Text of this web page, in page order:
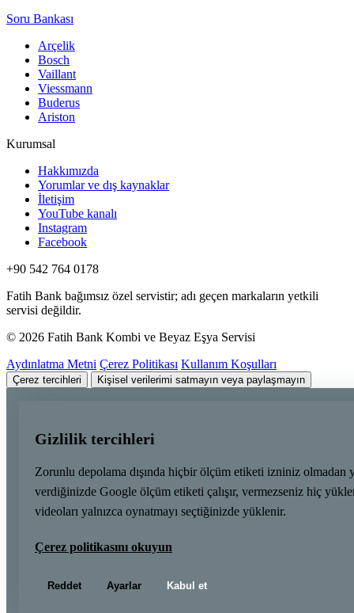
Soru Bankası
Arçelik
Bosch
Vaillant
Viessmann
Buderus
Ariston
Kurumsal
Hakkımızda
Yorumlar ve dış kaynaklar
İletişim
YouTube kanalı
Instagram
Facebook
+90 542 764 0178
Fatih Bank bağımsız özel servistir; adı geçen markaların yetkili
servisi değildir.
© 2026 Fatih Bank Kombi ve Beyaz Eşya Servisi
Aydınlatma Metni Çerez Politikası Kullanım Koşulları
Çerez tercihleri Kişisel verilerimi satmayın veya paylaşmayın
Gizlilik tercihleri
Zorunlu depolama dışında hiçbir ölçüm etiketi izniniz olmadan
verdiğinizde Google ölçüm etiketi çalışır, vermezseniz hiç
videoları yalnızca oynatmayı seçtiğinizde yüklenir.
Çerez politikasını okuyun
Reddet Ayarlar Kabul et